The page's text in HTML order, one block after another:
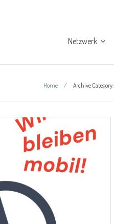
Netzwerk
Home / Archive Category: